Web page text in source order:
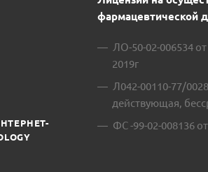
фармацевтической
ЛО-50-02-006534
2019г
Л042-00110-77/
действующая,
ФС -99-02-008136